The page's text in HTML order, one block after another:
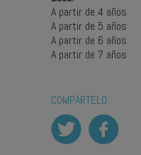
A partir de 4 años
A partir de 5 años
A partir de 6 años
A partir de 7 años
COMPÁRTELO: